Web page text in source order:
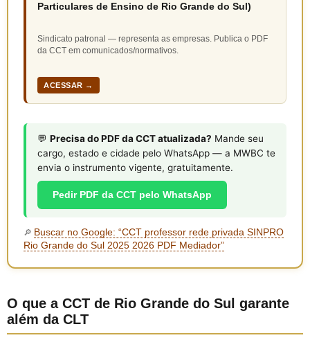
Particulares de Ensino de Rio Grande do Sul)
Sindicato patronal — representa as empresas. Publica o PDF
da CCT em comunicados/normativos.
ACESSAR →
💬 Precisa do PDF da CCT atualizada? Mande seu
cargo, estado e cidade pelo WhatsApp — a MWBC te
envia o instrumento vigente, gratuitamente.
Pedir PDF da CCT pelo WhatsApp
🔎 Buscar no Google: “CCT professor rede privada SINPRO
Rio Grande do Sul 2025 2026 PDF Mediador”
O que a CCT de Rio Grande do Sul garante
além da CLT